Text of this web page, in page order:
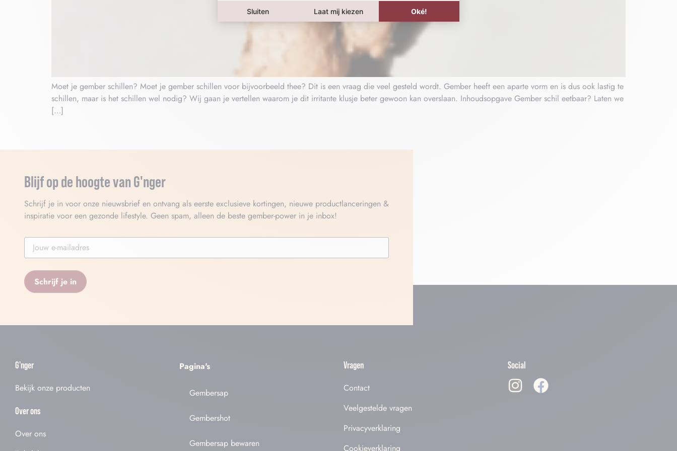
Moet je gember schillen? Moet je gember schillen voor bijvoorbeeld thee? Dit is een vraag die veel gesteld wordt. Gember heeft een aparte vorm en is dus ook lastig te
schillen, maar is het schillen wel nodig? Wij gaan je vertellen waarom je dit irritante klusje beter gewoon kan overslaan. Inhoudsopgave Gember schil eetbaar? Laten we
[…]
Blijf op de hoogte van G'nger
Schrijf je in voor onze nieuwsbrief en ontvang als eerste exclusieve kortingen, nieuwe productlanceringen &
inspiratie voor een gezonde lifestyle. Geen spam, alleen de beste gember-power in je inbox!
G'nger
Bekijk onze producten
Over ons
Over ons
Pagina's
Gembersap
Gembershot
Gembersap bewaren
Vragen
Contact
Veelgestelde vragen
Privacyverklaring
Cookieverklaring
Social